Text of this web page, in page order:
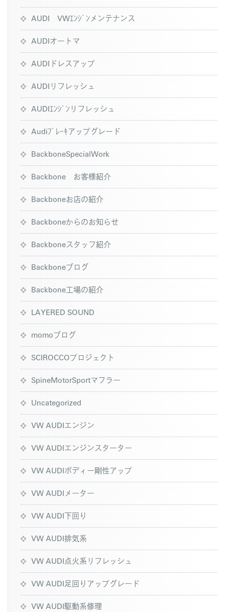
AUDI VWｴﾝｼﾞﾝメンテナンス
AUDIオートマ
AUDIドレスアップ
AUDIリフレッシュ
AUDIｴﾝｼﾞﾝリフレッシュ
Audiﾌﾞﾚｰｷアップグレード
BackboneSpecialWork
Backbone お客様紹介
Backboneお店の紹介
Backboneからのお知らせ
Backboneスタッフ紹介
Backboneブログ
Backbone工場の紹介
LAYERED SOUND
momoブログ
SCIROCCOプロジェクト
SpineMotorSportマフラー
Uncategorized
VW AUDIエンジン
VW AUDIエンジンスターター
VW AUDIボディー剛性アップ
VW AUDIメーター
VW AUDI下回り
VW AUDI排気系
VW AUDI点火系リフレッシュ
VW AUDI足回りアップグレード
VW AUDI駆動系修理